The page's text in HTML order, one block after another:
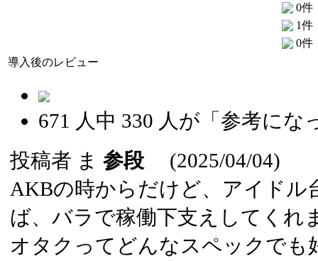
0件
1件
0件
導入後のレビュー
671 人中 330 人が「参考にな
投稿者 ま 参段 (2025/04/04)
AKBの時からだけど、アイド
ば、バラで稼働下支えしてくれ
オタクってどんなスペックでも